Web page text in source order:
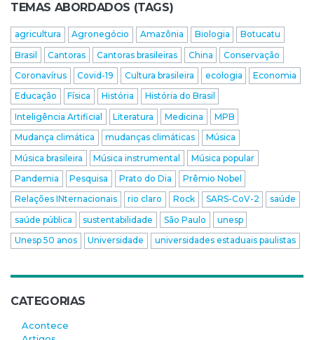
TEMAS ABORDADOS (TAGS)
agricultura Agronegócio Amazônia Biologia
Botucatu
Brasil
Cantoras Cantoras brasileiras China
Conservação
Coronavírus
Covid-19 Cultura brasileira ecologia
Economia
Educação
Física História
História do Brasil
Inteligência Artificial
Literatura Medicina
MPB
Mudança climática
mudanças climáticas
Música
Música brasileira
Música instrumental
Música popular
Pandemia
Pesquisa Prato do Dia
Prêmio Nobel
Relações INternacionais
rio claro Rock SARS-CoV-2
saúde
saúde pública
sustentabilidade São Paulo
unesp
Unesp 50 anos
Universidade universidades estaduais paulistas
CATEGORIAS
Acontece